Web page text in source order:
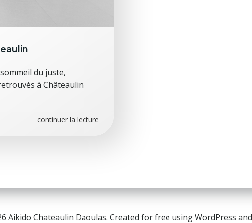
du juste,
à Châteaulin
continuer la lecture
Aikido Chateaulin Daoulas. Created for free using WordPress and